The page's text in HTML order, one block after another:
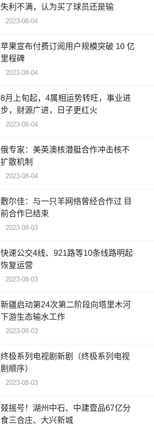
失利不满，认为买了球员还是输
2023-08-04
苹果宣布付费订阅用户规模突破 10 亿
里程碑
2023-08-04
8月上旬起，4属相运势转旺，事业进
步，财源广进，日子更红火
2023-08-04
俄专家：美英澳核潜艇合作冲击核不
扩散机制
2023-08-04
敷尔佳：与一只羊网络曾经合作过 目
前合作已结束
2023-08-03
快速公交4线、921路等10条线路明起
恢复运营
2023-08-03
新疆启动第24次第二阶段向塔里木河
下游生态输水工作
2023-08-03
终极系列电视剧新剧（终极系列电视
剧顺序）
2023-08-03
叕摇号！湖州中石、中建壹品67亿分
食三合庄、大兴新城